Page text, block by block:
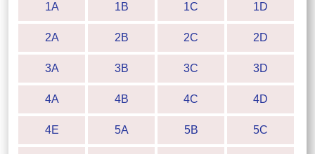
1A 1B 1C 1D
2A 2B 2C 2D
3A 3B 3C 3D
4A 4B 4C 4D
4E 5A 5B 5C